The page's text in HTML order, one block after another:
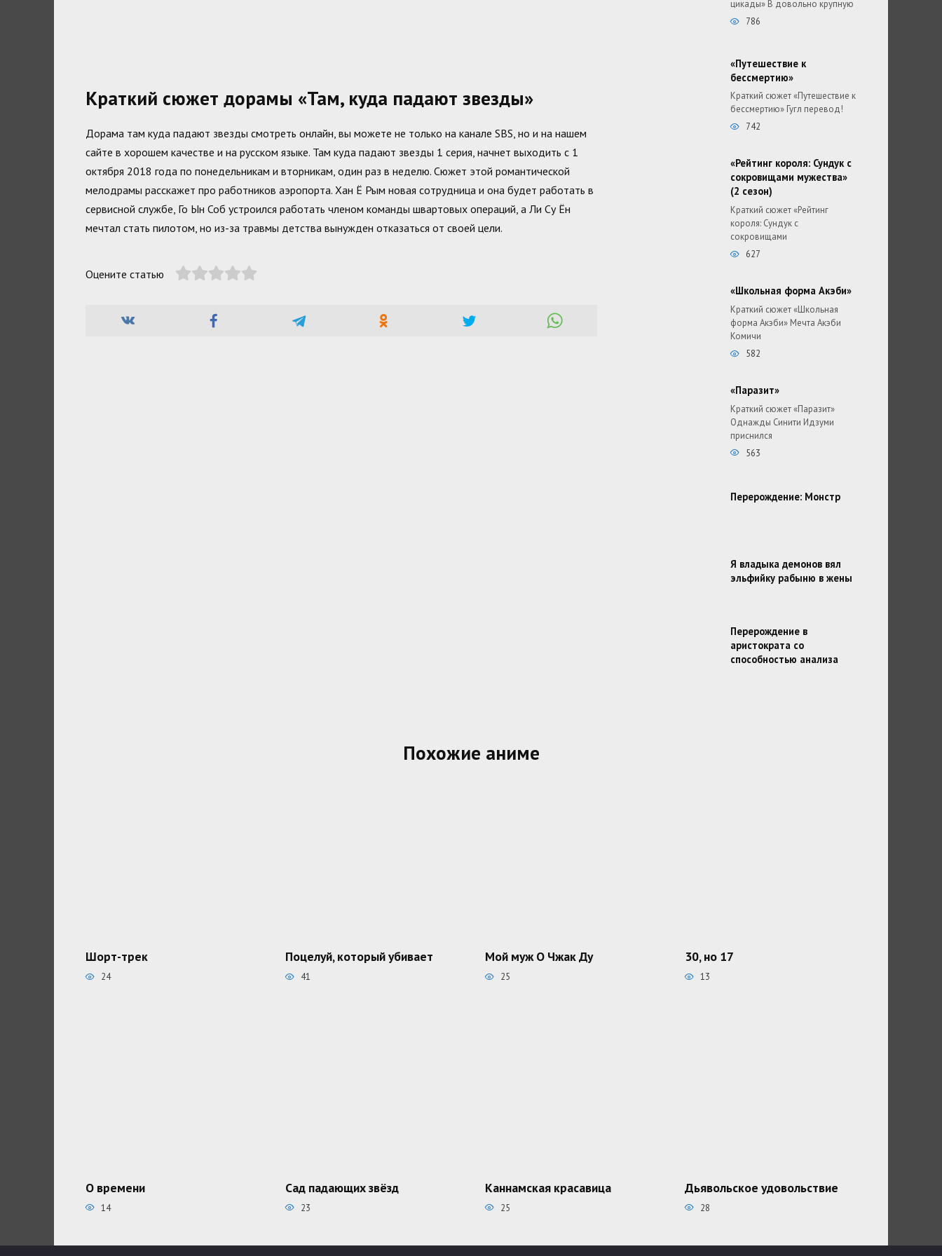
Краткий сюжет дорамы «Там, куда падают звезды»
Дорама там куда падают звезды смотреть онлайн, вы можете не только на канале SBS, но и на нашем
сайте в хорошем качестве и на русском языке. Там куда падают звезды 1 серия, начнет выходить с 1
октября 2018 года по понедельникам и вторникам, один раз в неделю. Сюжет этой романтической
мелодрамы расскажет про работников аэропорта. Хан Ё Рым новая сотрудница и она будет работать в
сервисной службе, Го Ын Соб устроился работать членом команды швартовых операций, а Ли Су Ён
мечтал стать пилотом, но из-за травмы детства вынужден отказаться от своей цели.
Оцените статью
цикады» В довольно крупную
786
«Путешествие к
бессмертию»
Краткий сюжет «Путешествие к
бессмертию» Гугл перевод!
742
«Рейтинг короля: Сундук с
сокровищами мужества»
(2 сезон)
Краткий сюжет «Рейтинг
короля: Сундук с
сокровищами
627
«Школьная форма Акэби»
Краткий сюжет «Школьная
форма Акэби» Мечта Акэби
Комичи
582
«Паразит»
Краткий сюжет «Паразит»
Однажды Синити Идзуми
приснился
563
Перерождение: Монстр
Я владыка демонов вял
эльфийку рабыню в жены
Перерождение в
аристократа со
способностью анализа
Похожие аниме
Шорт-трек
24
Поцелуй, который убивает
41
Мой муж О Чжак Ду
25
30, но 17
13
О времени
14
Сад падающих звёзд
23
Каннамская красавица
25
Дьявольское удовольствие
28